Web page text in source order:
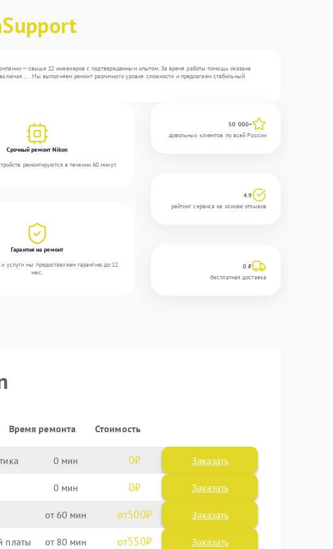
— свыше 22 инженеров с подтвержденным опытом. За время работы помощь оказана
, , . Мы выполняем ремонт различного уровня сложности и предлагаем стабильный
Срочный ремонт Nikon
ремонтируются в течении 60 минут.
Гарантия на ремонт
услуги мы предоставляем гарантию до 12
мес.
50 000+
довольных клиентов по всей России
4.9
рейтинг сервиса на основе отзывов
0 ₽
бесплатная доставка
Время ремонта Стоимость
0 0 Заказать
0 0 Заказать
60 500
платы 80 550